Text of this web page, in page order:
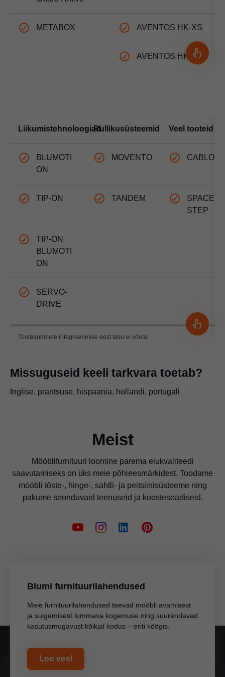
METABOX AVENTOS HK-XS
AVENTOS HK top
LiikumistehnoloogiadRullikusüsteemid Veel tooteid
BLUMOTI
ON
MOVENTO CABLOXX
TIP-ON TANDEM
SPACE
STEP
TIP-ON
BLUMOTI
ON
SERVO-
DRIVE
Tooteandmete integreerimise eest tasu ei võeta.
Missuguseid keeli tarkvara toetab?
Inglise, prantsuse, hispaania, hollandi, portugali
Meist
Mööblifurnituuri loomine parema elukvaliteedi
saavutamiseks on üks meie põhieesmärkidest. Toodame
mööbli tõste-, hinge-, sahtli- ja peitsiinisüsteeme ning
pakume seonduvaid teenuseid ja koosteseadiseid.
Blumi furnituurilahendused
Meie furnituurilahendused teevad mööbli avamisest
ja sulgemisest lummava kogemuse ning suurendavad
kasutusmugavust kõikjal kodus – eriti köögis.
Loe veel